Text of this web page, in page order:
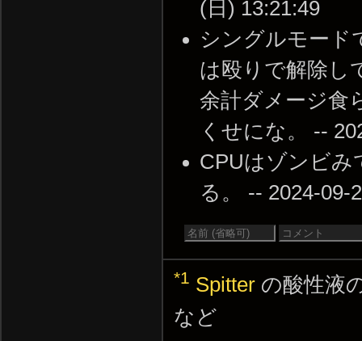
(日) 13:21:49
シングルモード
は殴りで解除し
余計ダメージ食
くせにな。 --
CPUはゾンビみ
る。 -- 2024-09-
*1 Spitter の酸性液
など